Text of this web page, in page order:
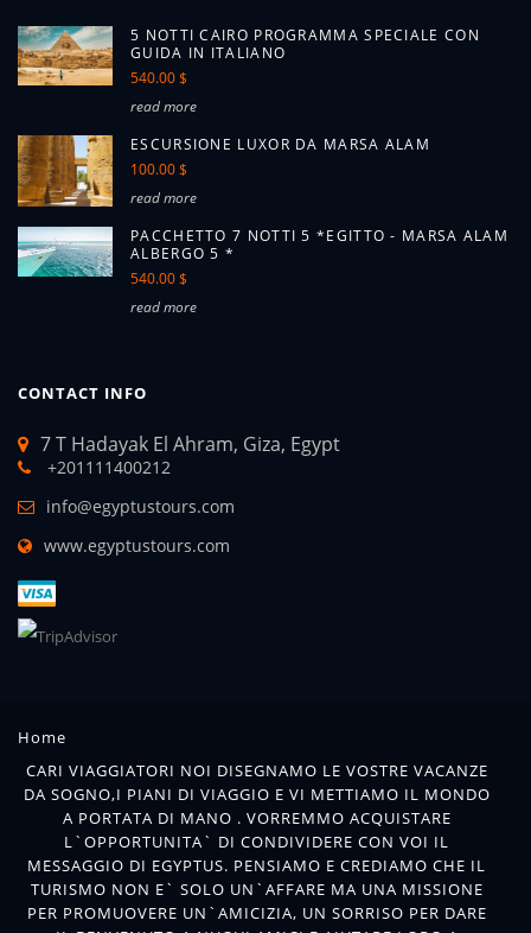
5 NOTTI CAIRO PROGRAMMA SPECIALE CON
GUIDA IN ITALIANO
540.00 $
read more
ESCURSIONE LUXOR DA MARSA ALAM
100.00 $
read more
PACCHETTO 7 NOTTI 5 *EGITTO - MARSA ALAM
ALBERGO 5 *
540.00 $
read more
CONTACT INFO
7 T Hadayak El Ahram, Giza, Egypt
+201111400212
info@egyptustours.com
www.egyptustours.com
Home
CARI VIAGGIATORI NOI DISEGNAMO LE VOSTRE VACANZE
DA SOGNO,I PIANI DI VIAGGIO E VI METTIAMO IL MONDO
A PORTATA DI MANO . VORREMMO ACQUISTARE
L`OPPORTUNITA` DI CONDIVIDERE CON VOI IL
MESSAGGIO DI EGYPTUS. PENSIAMO E CREDIAMO CHE IL
TURISMO NON E` SOLO UN`AFFARE MA UNA MISSIONE
PER PROMUOVERE UN`AMICIZIA, UN SORRISO PER DARE